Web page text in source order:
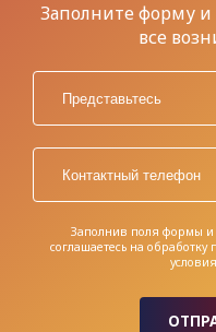
Заполните форму
все
Заполнив поля формы и
соглашаетесь на обработку